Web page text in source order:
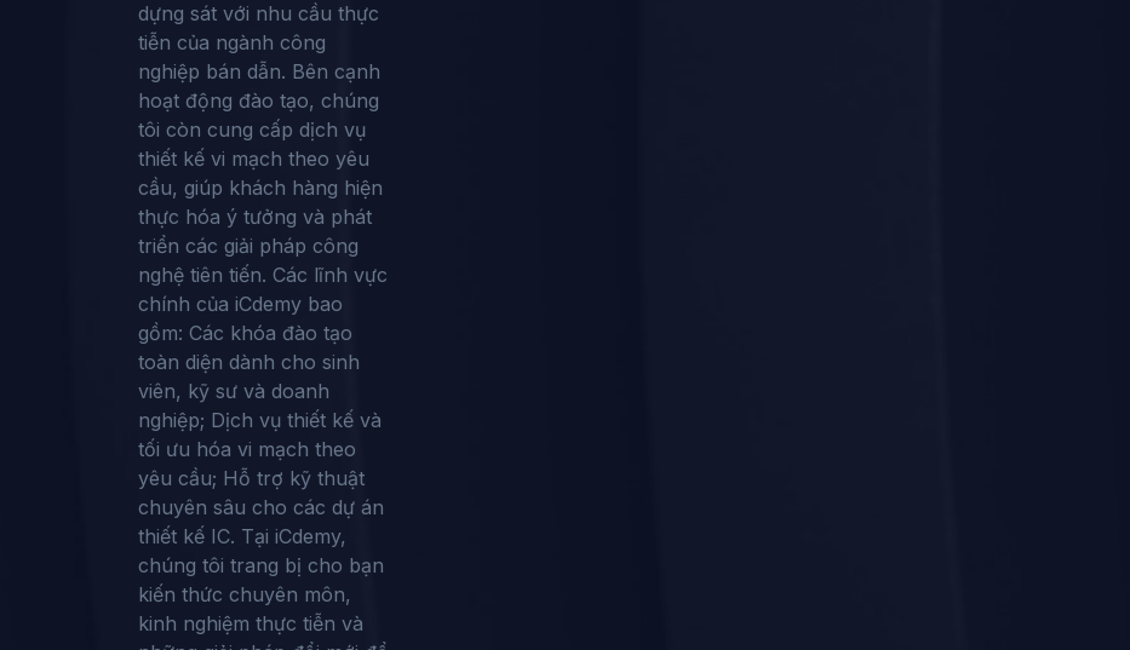
dựng sát với nhu cầu thực
tiễn của ngành công
nghiệp bán dẫn. Bên cạnh
hoạt động đào tạo, chúng
tôi còn cung cấp dịch vụ
thiết kế vi mạch theo yêu
cầu, giúp khách hàng hiện
thực hóa ý tưởng và phát
triển các giải pháp công
nghệ tiên tiến. Các lĩnh vực
chính của iCdemy bao
gồm: Các khóa đào tạo
toàn diện dành cho sinh
viên, kỹ sư và doanh
nghiệp; Dịch vụ thiết kế và
tối ưu hóa vi mạch theo
yêu cầu; Hỗ trợ kỹ thuật
chuyên sâu cho các dự án
thiết kế IC. Tại iCdemy,
chúng tôi trang bị cho bạn
kiến thức chuyên môn,
kinh nghiệm thực tiễn và